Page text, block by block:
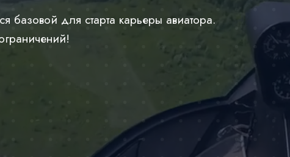
базовой для старта карьеры авиатора.